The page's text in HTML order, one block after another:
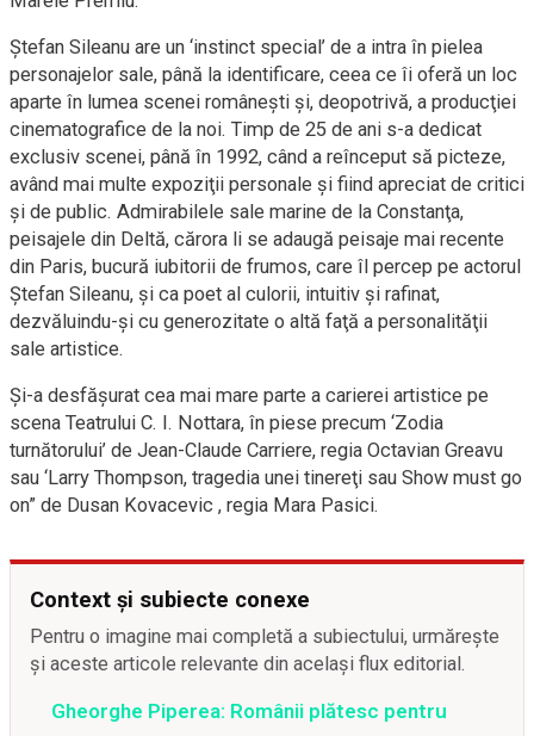
Ştefan Sileanu are un ‘instinct special’ de a intra în pielea
personajelor sale, până la identificare, ceea ce îi oferă un loc
aparte în lumea scenei româneşti şi, deopotrivă, a producţiei
cinematografice de la noi. Timp de 25 de ani s-a dedicat
exclusiv scenei, până în 1992, când a reînceput să picteze,
având mai multe expoziţii personale şi fiind apreciat de critici
şi de public. Admirabilele sale marine de la Constanţa,
peisajele din Deltă, cărora li se adaugă peisaje mai recente
din Paris, bucură iubitorii de frumos, care îl percep pe actorul
Ştefan Sileanu, şi ca poet al culorii, intuitiv şi rafinat,
dezvăluindu-şi cu generozitate o altă faţă a personalităţii
sale artistice.
Şi-a desfăşurat cea mai mare parte a carierei artistice pe
scena Teatrului C. I. Nottara, în piese precum ‘Zodia
turnătorului’ de Jean-Claude Carriere, regia Octavian Greavu
sau ‘Larry Thompson, tragedia unei tinereţi sau Show must go
on” de Dusan Kovacevic , regia Mara Pasici.
Context și subiecte conexe
Pentru o imagine mai completă a subiectului, urmărește
și aceste articole relevante din același flux editorial.
Gheorghe Piperea: Românii plătesc pentru